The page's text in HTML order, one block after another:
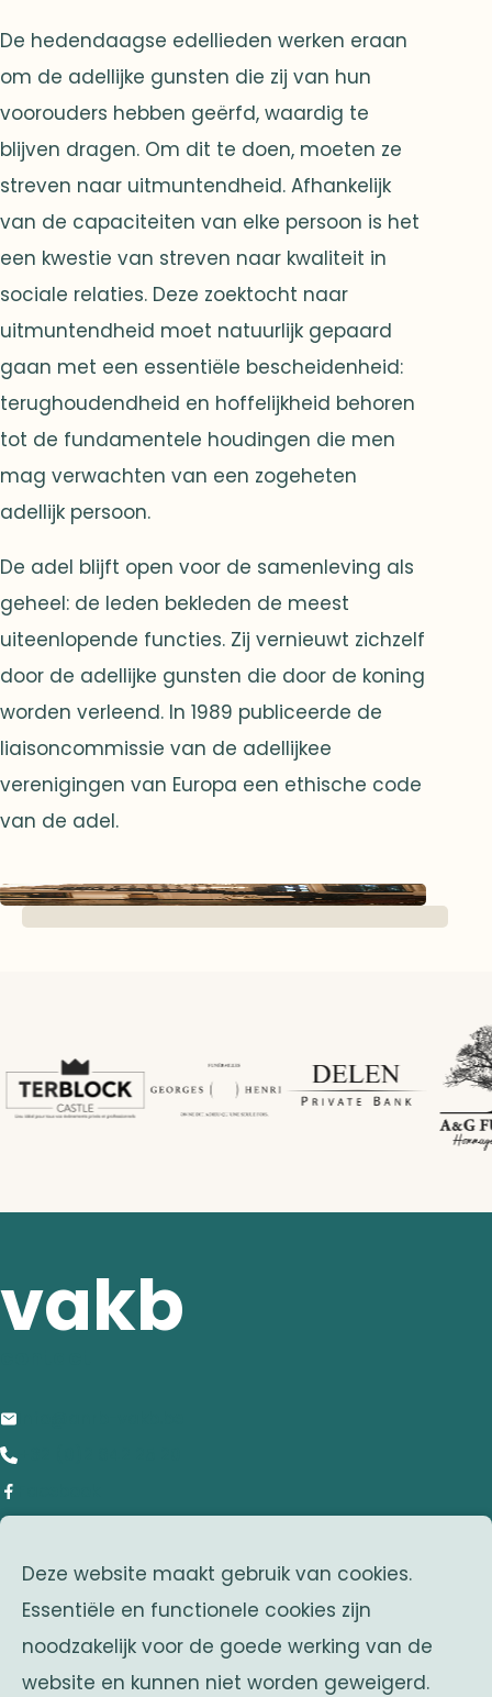
Deze website maakt gebruik van cookies.
Essentiële en functionele cookies zijn
noodzakelijk voor de goede werking van de
website en kunnen niet worden geweigerd.
De hedendaagse edellieden werken eraan
om de adellijke gunsten die zij van hun
voorouders hebben geërfd, waardig te
blijven dragen. Om dit te doen, moeten ze
streven naar uitmuntendheid. Afhankelijk
van de capaciteiten van elke persoon is het
een kwestie van streven naar kwaliteit in
sociale relaties. Deze zoektocht naar
uitmuntendheid moet natuurlijk gepaard
gaan met een essentiële bescheidenheid:
terughoudendheid en hoffelijkheid behoren
tot de fundamentele houdingen die men
mag verwachten van een zogeheten
adellijk persoon.
De adel blijft open voor de samenleving als
geheel: de leden bekleden de meest
uiteenlopende functies. Zij vernieuwt zichzelf
door de adellijke gunsten die door de koning
worden verleend. In 1989 publiceerde de
liaisoncommissie van de adellijkee
verenigingen van Europa een ethische code
van de adel.
vakb
adres
Franklin Rooseveltlaan 25
1050 Brussel
Belgium
zusterverenigingen